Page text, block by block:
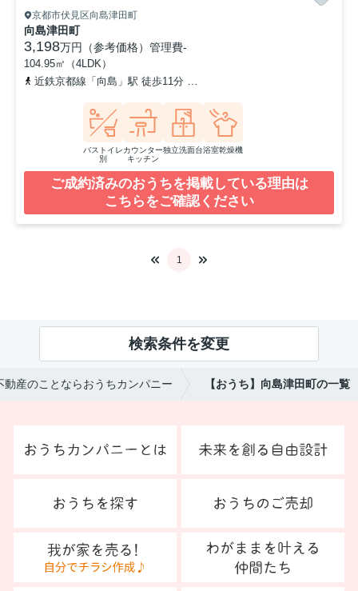
京都市伏見区向島津田町
向島津田町
3,198万円（参考価格） 管理費-
104.95㎡（4LDK）
近鉄京都線「向島」駅 徒歩11分
バストイレ
別
カウンター
キッチン
独立洗面台浴室乾燥機
ご成約済みのおうちを掲載している理由は
こちらをご確認ください
1
検索条件を変更
動産のことならおうちカンパニー 【おうち】向島津田町の一覧